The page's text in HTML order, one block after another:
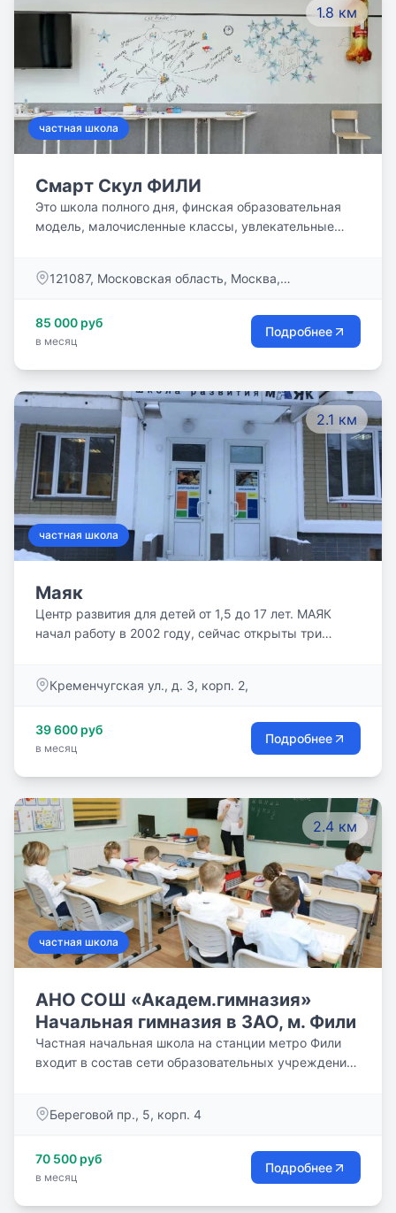
1.8 км
частная школа
Смарт Скул ФИЛИ
Это школа полного дня, финская образовательная
модель, малочисленные классы, увлекательные
развитие личностных качеств ребенка! Это
​121087, Московская область, Москва,
85 000 руб
в месяц
Подробнее
2.1 км
частная школа
Маяк
Центр развития для детей от 1,5 до 17 лет. МАЯК
начал работу в 2002 году, сейчас открыты три
ежегодно занимаются более 2 100 учеников. С
учат английскому, испанскому, китайскому,
математике, ТРИЗу, робототехнике, русскому,
Кременчугская ул., д. 3, корп. 2,
39 600 руб
в месяц
Подробнее
2.4 км
частная школа
АНО СОШ «Академ.гимназия»
Начальная гимназия в ЗАО, м. Фили
Частная начальная школа на станции метро Фили
входит в состав сети образовательных учреждений
«Фили Град». Недалеко от делового центра
Береговой пр., 5, корп. 4
70 500 руб
в месяц
Подробнее